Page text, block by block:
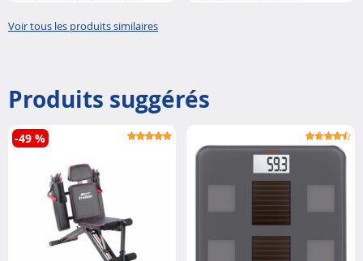
Voir tous les produits similaires
Produits suggérés
-49 %